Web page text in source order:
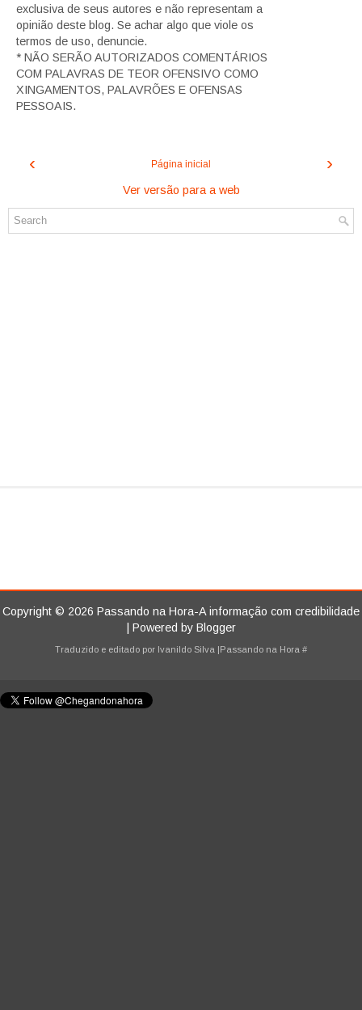
exclusiva de seus autores e não representam a
opinião deste blog. Se achar algo que viole os
termos de uso, denuncie.
* NÃO SERÃO AUTORIZADOS COMENTÁRIOS
COM PALAVRAS DE TEOR OFENSIVO COMO
XINGAMENTOS, PALAVRÕES E OFENSAS
PESSOAIS.
‹ ›
Página inicial
Ver versão para a web
Copyright © 2026 Passando na Hora-A informação com credibilidade
| Powered by Blogger
Traduzido e editado por Ivanildo Silva |Passando na Hora #